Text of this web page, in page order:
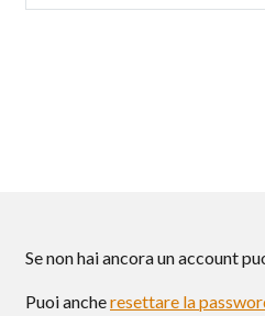
Se non hai ancora un account
Puoi ancheresettare la